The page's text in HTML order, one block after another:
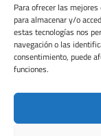
Para ofrecer las
para almacenar y/o
estas tecnologías nos
navegación o las
consentimiento, puede
funciones.